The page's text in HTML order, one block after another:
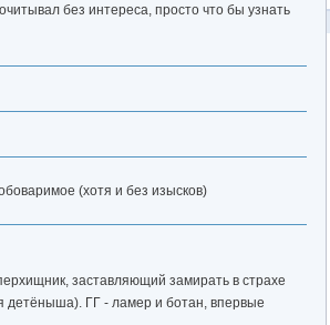
без интереса, просто что бы узнать
(хотя и без изысков)
заставляющий замирать в страхе
детёныша). ГГ - ламер и ботан, впервые